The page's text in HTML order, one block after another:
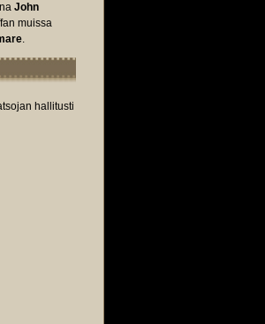
John
muissa
.
hallitusti